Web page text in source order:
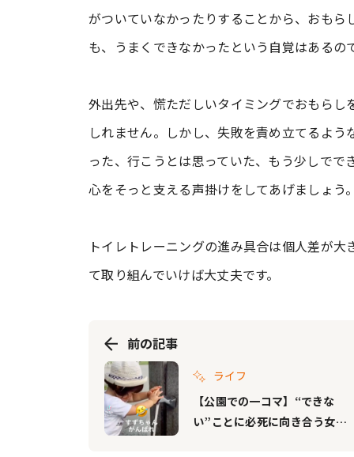
がついていなかったりすることから、おも
も、うまくできなかったという自覚はあるの
外出先や、慌ただしいタイミングでおもら
しれません。しかし、失敗を責め立てるよ
った、行こうとは思っていた、もう少しで
心をそっと支える声掛けをしてあげましょう
トイレトレーニングの進み具合は個人差が
て取り組んでいけば大丈夫です。
前の記事
ライフ
【公園での一コマ】“できな
い”ことに必死に向き合う女の